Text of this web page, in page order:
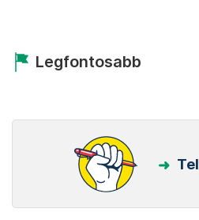
Legfontosabb